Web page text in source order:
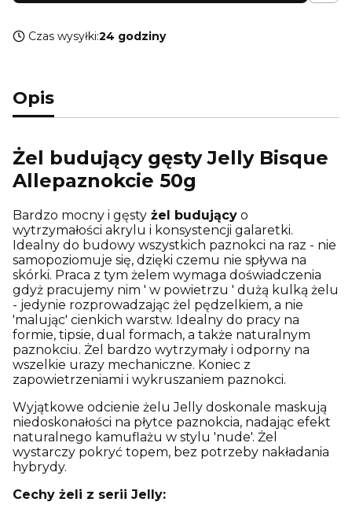
Czas wysyłki:24 godziny
Opis
Żel budujący gęsty Jelly Bisque
Allepaznokcie 50g
Bardzo mocny i gęsty żel budujący o
wytrzymałości akrylu i konsystencji galaretki.
Idealny do budowy wszystkich paznokci na raz - nie
samopoziomuje się, dzięki czemu nie spływa na
skórki. Praca z tym żelem wymaga doświadczenia
gdyż pracujemy nim ' w powietrzu ' dużą kulką żelu
- jedynie rozprowadzając żel pędzelkiem, a nie
'malując' cienkich warstw. Idealny do pracy na
formie, tipsie, dual formach, a także naturalnym
paznokciu. Żel bardzo wytrzymały i odporny na
wszelkie urazy mechaniczne. Koniec z
zapowietrzeniami i wykruszaniem paznokci.
Wyjątkowe odcienie żelu Jelly doskonale maskują
niedoskonałości na płytce paznokcia, nadając efekt
naturalnego kamuflażu w stylu 'nude'. Żel
wystarczy pokryć topem, bez potrzeby nakładania
hybrydy.
Cechy żeli z serii Jelly: